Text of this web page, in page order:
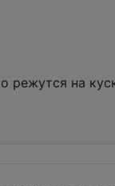
режутся на